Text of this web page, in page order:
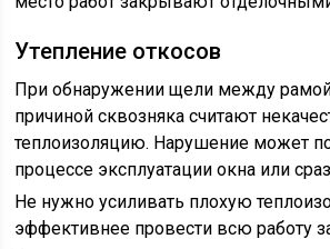
Утепление откосов
При обнаружении щели между рамой
причиной сквозняка считают
теплоизоляцию. Нарушение может
процессе эксплуатации окна или
Не нужно усиливать плохую
эффективнее провести всю работу